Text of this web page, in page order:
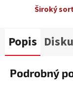
Široký
Popis
Podrobný